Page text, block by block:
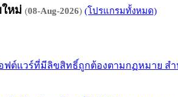
หม่ (08-Aug-2026) (โปรแกรมทั้งหมด)
ต์แวร์ที่มีลิขสิทธิ์ถูกต้องตามกฏหมาย ส